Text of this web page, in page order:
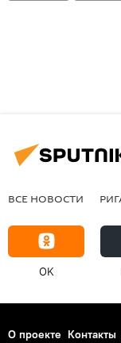
ВСЕ НОВОСТИ
OK
О проекте Контакты